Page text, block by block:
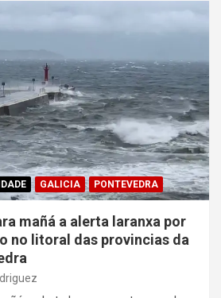
GALICIA PONTEVEDRA
mañá a alerta laranxa por
no litoral das provincias da